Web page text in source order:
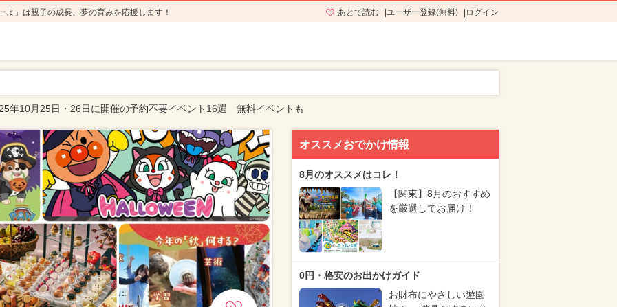
」は親子の成長、夢の育みを応援します！ あとで読む ユーザー登録(無料) ログイン
年10月25日・26日に開催の予約不要イベント16選 無料イベントも
オススメおでかけ情報
8月のオススメはコレ！
【関東】8月のおすすめ
を厳選してお届け！
0円・格安のお出かけガイド
お財布にやさしい遊園